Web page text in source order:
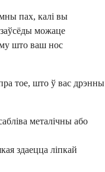
пах, калі вы
можаце
што ваш нос
тое, што ў вас дрэнны
металічны або
здаецца ліпкай